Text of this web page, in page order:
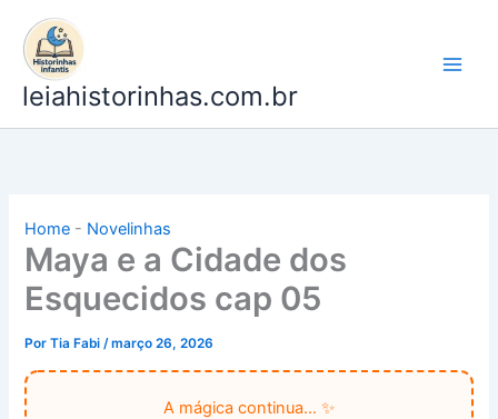
para
conteúdo
leiahistorinhas.com.br
Home - Novelinhas
Maya e a Cidade dos
Esquecidos cap 05
PorTia Fabi/março 26, 2026
A mágica continua... ✨